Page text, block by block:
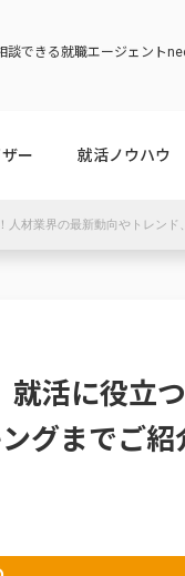
談できる就職エージェント
ー 就活ノウハウ
人材業界の最新動向やトレンド
就活に役立
グまでご紹